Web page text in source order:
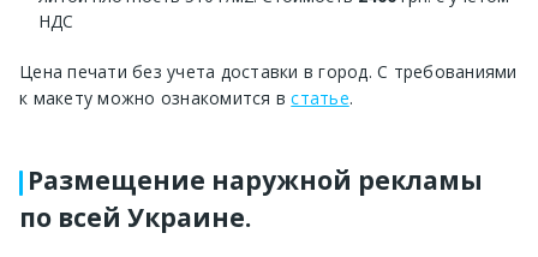
НДС
Цена печати без учета доставки в город. С требованиями
к макету можно ознакомится встатье.
Размещение наружной рекламы
по всей Украине.